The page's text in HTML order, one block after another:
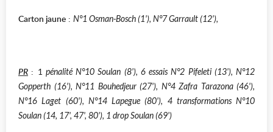
Carton jaune : N°1 Osman-Bosch (1'), N°7 Garrault (12'),
PR : 1pénalité N°10 Soulan (8'), 6 essais N°2 Pifeleti (13'), N°12
Gopperth (16'), N°11 Bouhedjeur (27'), N°4 Zafra Tarazona (46'),
N°16 Laget (60'), N°14 Lapegue (80'), 4 transformations N°10
Soulan (14, 17', 47', 80'), 1 drop Soulan (69')